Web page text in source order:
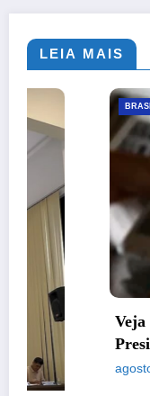
LEIA MAIS
POLÍTICA
Veja quem são
Presidência da
agosto 3, 2026